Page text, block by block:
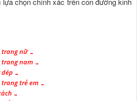
trang nữ …
nam …
…
trẻ em …
…